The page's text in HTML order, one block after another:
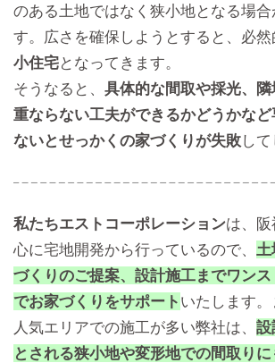
のある土地ではなく狭小地となる場合
す。広さを確保しようとすると、必然
小住宅となってきます。
そうなると、 具体的な間取や採光、
重ならない工夫ができるかどうかな
ないとせっかくの家づくりが失敗して
私たちエストコーポレーションは、
心に宅地開発から行っているので、
づくりのご提案、設計施工までワン
でお家づくりをサポート いたします
人気エリアでの施工が多い弊社は、 設
とされる狭小地や変形地での間取りに